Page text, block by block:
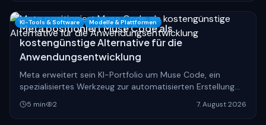
KI-Tools & Software Modelle & Plattformen
Meta positioniert Muse Code als
kostengünstige Alternative für die
Anwendungsentwicklung
Meta erweitert sein KI-Portfolio um Muse Code, ein
spezialisiertes Werkzeug zur automatisierten Erstellung
von Software, das den Markt für Entwicklungs-KIs
preislich unter Druck setzt.
5 min 2 7. August 2026